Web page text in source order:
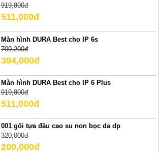
919,800đ
511,000đ
Màn hình DURA Best cho IP 6s
709,200đ
394,000đ
Màn hình DURA Best cho IP 6 Plus
919,800đ
511,000đ
001 gối tựa đầu cao su non bọc da dp
320,000đ
200,000đ